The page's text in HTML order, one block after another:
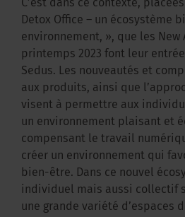
C’est dans ce contexte,
Detox Office – un écosystème
environnement, », que les New
printemps 2023 font leur
Sedus. Les nouveautés et
aux produits, ainsi que
visent à permettre aux
un environnement plaisant et
compensant le travail
créer un environnement qui
bien-être. Dans ce nouvel
individuel mais aussi collectif
une grande variété d’espaces